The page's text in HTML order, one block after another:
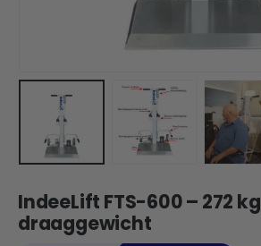
IndeeLift FTS-600 – 272 kg
draaggewicht